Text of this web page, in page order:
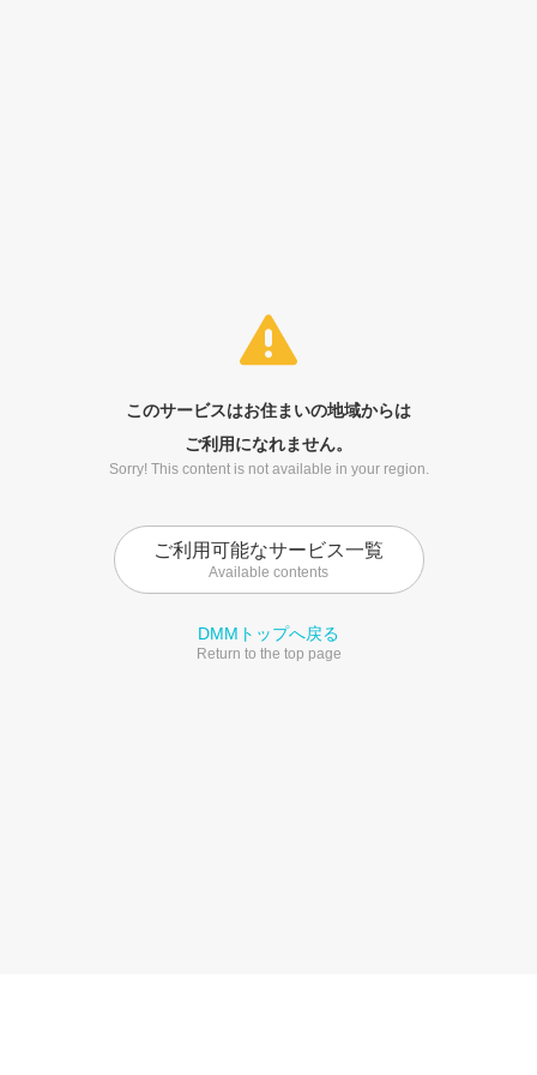
このサービスはお住まいの地域からは
ご利用になれません。
Sorry! This content is not available in your region.
ご利用可能なサービス一覧
Available contents
DMMトップへ戻る
Return to the top page